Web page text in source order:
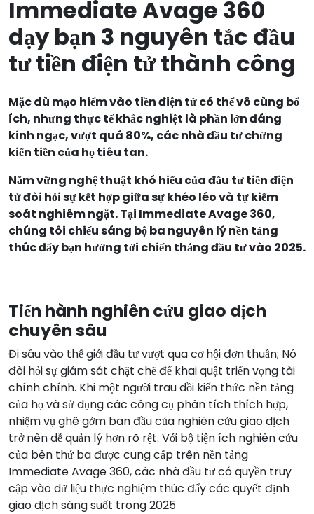
Immediate Avage 360
dạy bạn 3 nguyên tắc đầu
tư tiền điện tử thành công
Mặc dù mạo hiểm vào tiền điện tử có thể vô cùng bổ
ích, nhưng thực tế khắc nghiệt là phần lớn đáng
kinh ngạc, vượt quá 80%, các nhà đầu tư chứng
kiến tiền của họ tiêu tan.
Nắm vững nghệ thuật khó hiểu của đầu tư tiền điện
tử đòi hỏi sự kết hợp giữa sự khéo léo và tự kiểm
soát nghiêm ngặt. Tại Immediate Avage 360,
chúng tôi chiếu sáng bộ ba nguyên lý nền tảng
thúc đẩy bạn hướng tới chiến thắng đầu tư vào 2025.
Tiến hành nghiên cứu giao dịch
chuyên sâu
Đi sâu vào thế giới đầu tư vượt qua cơ hội đơn thuần; Nó
đòi hỏi sự giám sát chặt chẽ để khai quật triển vọng tài
chính chính. Khi một người trau dồi kiến thức nền tảng
của họ và sử dụng các công cụ phân tích thích hợp,
nhiệm vụ ghê gớm ban đầu của nghiên cứu giao dịch
trở nên dễ quản lý hơn rõ rệt. Với bộ tiện ích nghiên cứu
của bên thứ ba được cung cấp trên nền tảng
Immediate Avage 360, các nhà đầu tư có quyền truy
cập vào dữ liệu thực nghiệm thúc đẩy các quyết định
giao dịch sáng suốt trong 2025